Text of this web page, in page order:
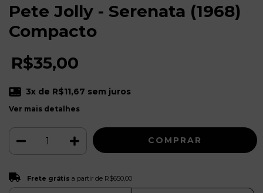
Pete Jolly - Serenata (1968)
Compacto
R$35,00
3x de R$11,67 sem juros
Ver mais detalhes
Frete grátis a partir de R$650,00